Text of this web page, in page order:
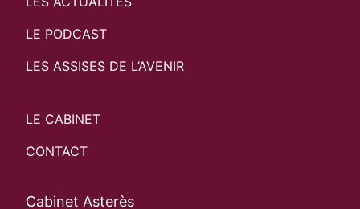
LE PODCAST
LES ASSISES DE L’AVENIR
LE CABINET
CONTACT
Cabinet Asterès